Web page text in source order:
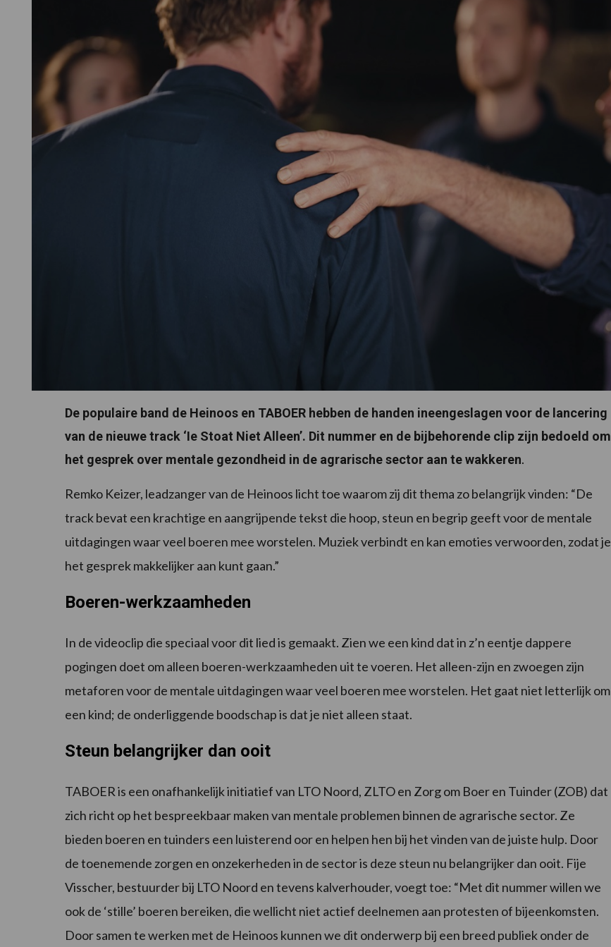
De populaire band de Heinoos en TABOER hebben de handen ineengeslagen voor de lancering
van de nieuwe track ‘Ie Stoat Niet Alleen’. Dit nummer en de bijbehorende clip zijn bedoeld om
het gesprek over mentale gezondheid in de agrarische sector aan te wakkeren.
Remko Keizer, leadzanger van de Heinoos licht toe waarom zij dit thema zo belangrijk vinden: “De
track bevat een krachtige en aangrijpende tekst die hoop, steun en begrip geeft voor de mentale
uitdagingen waar veel boeren mee worstelen. Muziek verbindt en kan emoties verwoorden, zodat je
het gesprek makkelijker aan kunt gaan.”
Boeren-werkzaamheden
In de videoclip die speciaal voor dit lied is gemaakt. Zien we een kind dat in z’n eentje dappere
pogingen doet om alleen boeren-werkzaamheden uit te voeren. Het alleen-zijn en zwoegen zijn
metaforen voor de mentale uitdagingen waar veel boeren mee worstelen. Het gaat niet letterlijk om
een kind; de onderliggende boodschap is dat je niet alleen staat.
Steun belangrijker dan ooit
TABOER is een onafhankelijk initiatief van LTO Noord, ZLTO en Zorg om Boer en Tuinder (ZOB) dat
zich richt op het bespreekbaar maken van mentale problemen binnen de agrarische sector. Ze
bieden boeren en tuinders een luisterend oor en helpen hen bij het vinden van de juiste hulp. Door
de toenemende zorgen en onzekerheden in de sector is deze steun nu belangrijker dan ooit. Fije
Visscher, bestuurder bij LTO Noord en tevens kalverhouder, voegt toe: “Met dit nummer willen we
ook de ‘stille’ boeren bereiken, die wellicht niet actief deelnemen aan protesten of bijeenkomsten.
Door samen te werken met de Heinoos kunnen we dit onderwerp bij een breed publiek onder de